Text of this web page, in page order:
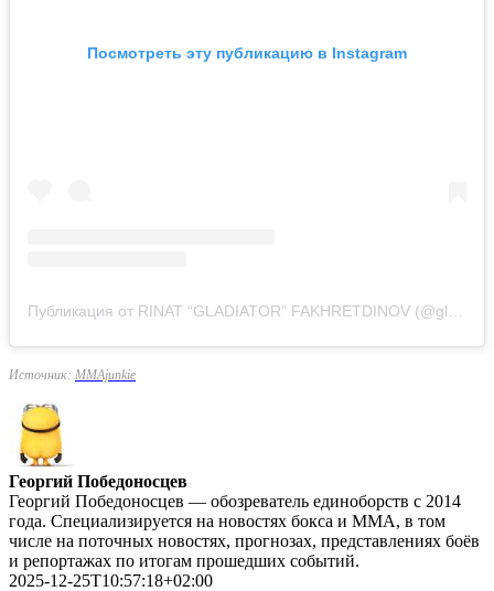
Посмотреть эту публикацию в Instagram
Источник: ММАjunkie
Георгий Победоносцев
Георгий Победоносцев — обозреватель единоборств с 2014
года. Специализируется на новостях бокса и ММА, в том
числе на поточных новостях, прогнозах, представлениях боёв
и репортажах по итогам прошедших событий.
2025-12-25T10:57:18+02:00